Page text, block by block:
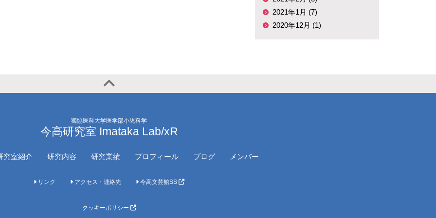
2021年1月 (7)
2020年12月 (1)
獨協医科大学医学部小児科学
今高研究室 Imataka Lab/xR
究室紹介 研究内容 研究業績 プロフィール ブログ メンバー
リンク アクセス・連絡先 今高文芸館SS
クッキーポリシー